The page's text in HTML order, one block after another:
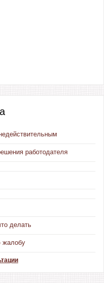
работодателя
делать
жалобу